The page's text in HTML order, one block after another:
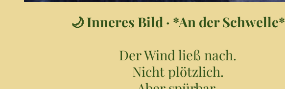
🌙 Inneres Bild · *An der Schwelle*
Der Wind ließ nach.
Nicht plötzlich.